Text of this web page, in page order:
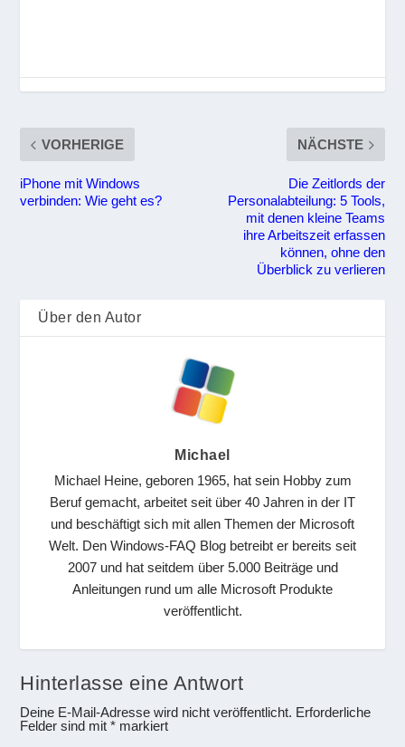
VORHERIGE
iPhone mit Windows
verbinden: Wie geht es?
NÄCHSTE
Die Zeitlords der
Personalabteilung: 5 Tools,
mit denen kleine Teams
ihre Arbeitszeit erfassen
können, ohne den
Überblick zu verlieren
Über den Autor
Michael
Michael Heine, geboren 1965, hat sein Hobby zum
Beruf gemacht, arbeitet seit über 40 Jahren in der IT
und beschäftigt sich mit allen Themen der Microsoft
Welt. Den Windows-FAQ Blog betreibt er bereits seit
2007 und hat seitdem über 5.000 Beiträge und
Anleitungen rund um alle Microsoft Produkte
veröffentlicht.
Hinterlasse eine Antwort
Deine E-Mail-Adresse wird nicht veröffentlicht. Erforderliche
Felder sind mit* markiert